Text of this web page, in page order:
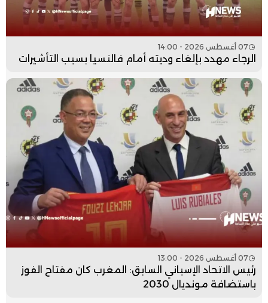
07 أغسطس 2026 - 14:00
الرجاء مهدد بإلغاء وديته أمام فالنسيا بسبب التأشيرات
07 أغسطس 2026 - 13:00
رئيس الاتحاد الإسباني السابق: المغرب كان مفتاح الفوز
باستضافة مونديال 2030